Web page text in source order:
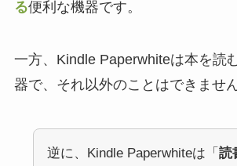
る便利な機器です。
一方、Kindle Paperwhiteは本を読
器で、それ以外のことはできません
逆に、Kindle Paperwhiteは「 読